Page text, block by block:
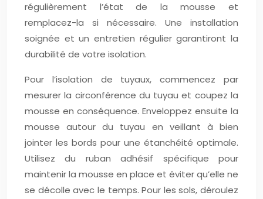
régulièrement l’état de la mousse et
remplacez-la si nécessaire. Une installation
soignée et un entretien régulier garantiront la
durabilité de votre isolation.
Pour l’isolation de tuyaux, commencez par
mesurer la circonférence du tuyau et coupez la
mousse en conséquence. Enveloppez ensuite la
mousse autour du tuyau en veillant à bien
jointer les bords pour une étanchéité optimale.
Utilisez du ruban adhésif spécifique pour
maintenir la mousse en place et éviter qu’elle ne
se décolle avec le temps. Pour les sols, déroulez